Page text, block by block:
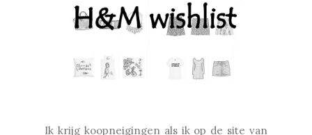
Ik krijg koopneigingen als ik op de site van